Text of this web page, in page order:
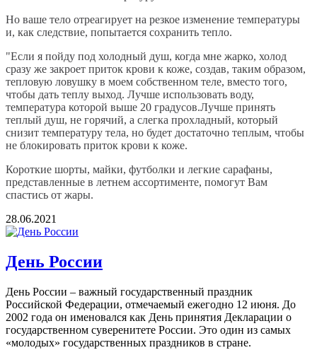
Но ваше тело отреагирует на резкое изменение температуры
и, как следствие, попытается сохранить тепло.
"Если я пойду под холодный душ, когда мне жарко, холод
сразу же закроет приток крови к коже, создав, таким образом,
тепловую ловушку в моем собственном теле, вместо того,
чтобы дать теплу выход. Лучше использовать воду,
температура которой выше 20 градусов.Лучше принять
теплый душ, не горячий, а слегка прохладный, который
снизит температуру тела, но будет достаточно теплым, чтобы
не блокировать приток крови к коже.
Короткие шорты, майки, футболки и легкие сарафаны,
представленные в летнем ассортименте, помогут Вам
спастись от жары.
28.06.2021
День России
День России – важный государственный праздник
Российской Федерации, отмечаемый ежегодно 12 июня. До
2002 года он именовался как День принятия Декларации о
государственном суверенитете России. Это один из самых
«молодых» государственных праздников в стране.